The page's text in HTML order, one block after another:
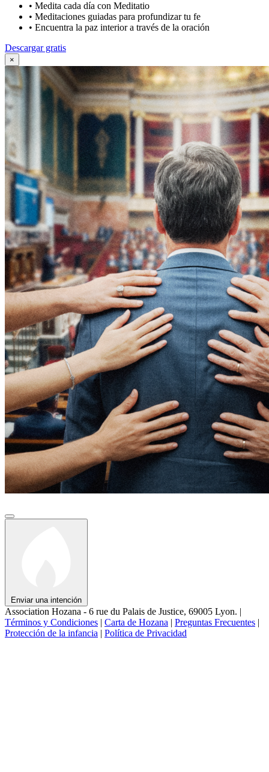
• Medita cada día con Meditatio
• Meditaciones guiadas para profundizar tu fe
• Encuentra la paz interior a través de la oración
Descargar gratis
×
Enviar una intención
Association Hozana - 6 rue du Palais de Justice, 69005 Lyon. |
Términos y Condiciones | Carta de Hozana | Preguntas Frecuentes |
Protección de la infancia | Política de Privacidad